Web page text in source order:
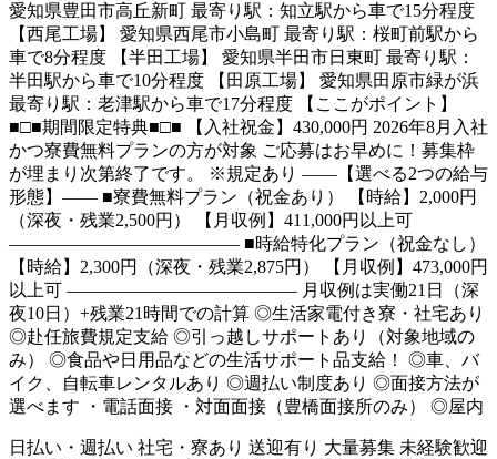
愛知県豊田市高丘新町 最寄り駅：知立駅から車で15分程度
【西尾工場】 愛知県西尾市小島町 最寄り駅：桜町前駅から
車で8分程度 【半田工場】 愛知県半田市日東町 最寄り駅：
半田駅から車で10分程度 【田原工場】 愛知県田原市緑が浜
最寄り駅：老津駅から車で17分程度 【ここがポイント】
■□■期間限定特典■□■ 【入社祝金】430,000円 2026年8月入社
かつ寮費無料プランの方が対象 ご応募はお早めに！募集枠
が埋まり次第終了です。 ※規定あり ――【選べる2つの給与
形態】―― ■寮費無料プラン（祝金あり） 【時給】2,000円
（深夜・残業2,500円） 【月収例】411,000円以上可
――――――――――――― ■時給特化プラン（祝金なし）
【時給】2,300円（深夜・残業2,875円） 【月収例】473,000円
以上可 ――――――――――――― 月収例は実働21日（深
夜10日）+残業21時間での計算 ◎生活家電付き寮・社宅あり
◎赴任旅費規定支給 ◎引っ越しサポートあり（対象地域の
み） ◎食品や日用品などの生活サポート品支給！ ◎車、バ
イク、自転車レンタルあり ◎週払い制度あり ◎面接方法が
選べます ・電話面接 ・対面面接（豊橋面接所のみ） ◎屋内
日払い・週払い 社宅・寮あり 送迎有り 大量募集 未経験歓迎